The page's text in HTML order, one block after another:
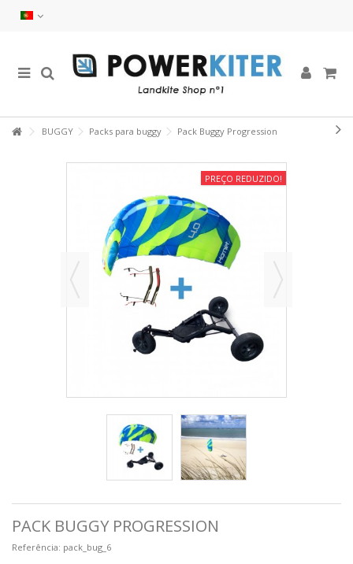
BUGGY Packs para buggy Pack Buggy Progression
PREÇO REDUZIDO!
PACK BUGGY PROGRESSION
Referência: pack_bug_6